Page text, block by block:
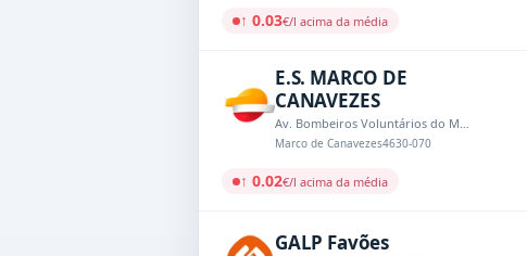
↑ 0.03€/l acima da média
E.S. MARCO DE
CANAVEZES
Av. Bombeiros Voluntários do Marco de Canavezes, 1002
Marco de Canavezes4630-070
↑ 0.02€/l acima da média
GALP Favões